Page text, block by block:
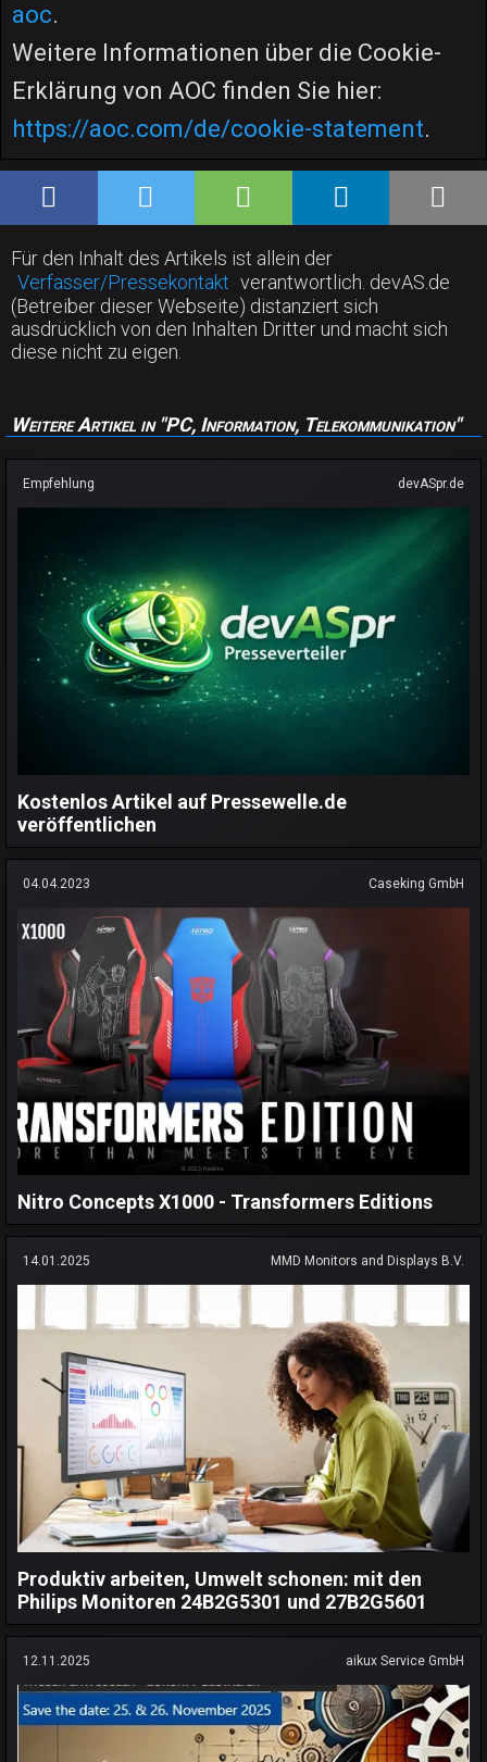
aoc.
Weitere Informationen über die Cookie-
Erklärung von AOC finden Sie hier:
https://aoc.com/de/cookie-statement.
Für den Inhalt des Artikels ist allein der
Verfasser/Pressekontakt verantwortlich. devAS.de
(Betreiber dieser Webseite) distanziert sich
ausdrücklich von den Inhalten Dritter und macht sich
diese nicht zu eigen.
Weitere Artikel in "PC, Information, Telekommunikation"
Empfehlung devASpr.de
Kostenlos Artikel auf Pressewelle.de
veröffentlichen
04.04.2023 Caseking GmbH
Nitro Concepts X1000 - Transformers Editions
14.01.2025 MMD Monitors and Displays B.V.
Produktiv arbeiten, Umwelt schonen: mit den
Philips Monitoren 24B2G5301 und 27B2G5601
12.11.2025 aikux Service GmbH